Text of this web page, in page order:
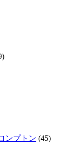
ンプトン (45)